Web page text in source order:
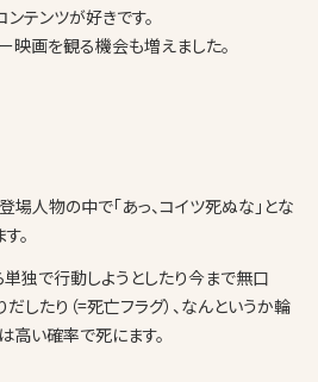
テンツが好きです。
映画を観る機会も増えました。
場人物の中で「あっ、コイツ死ぬな」とな
。
独で行動しようとしたり今まで無口
したり（=死亡フラグ）、なんというか輪
高い確率で死にます。